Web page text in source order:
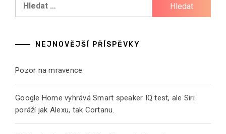
NEJNOVĚJŠÍ PŘÍSPĚVKY
Pozor na mravence
Google Home vyhrává Smart speaker IQ test, ale Siri
poráží jak Alexu, tak Cortanu.